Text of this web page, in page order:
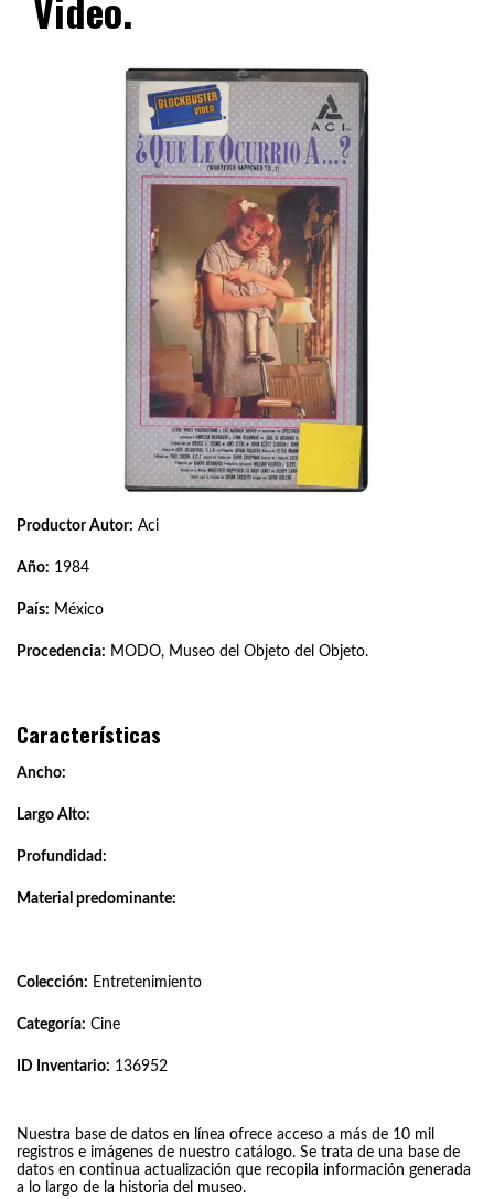
Productor Autor: Aci
Año: 1984
País: México
Procedencia: MODO, Museo del Objeto del Objeto.
Características
Ancho:
Largo Alto:
Profundidad:
Material predominante:
Colección: Entretenimiento
Categoría: Cine
ID Inventario: 136952
Nuestra base de datos en línea ofrece acceso a más de 10 mil
registros e imágenes de nuestro catálogo. Se trata de una base de
datos en continua actualización que recopila información generada
a lo largo de la historia del museo.